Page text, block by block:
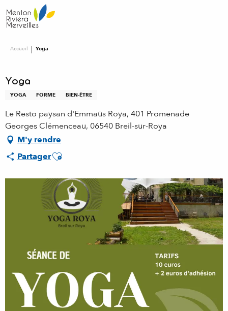
au
contenu
Accueil Yoga
Yoga
YOGA FORME BIEN-ÊTRE
Le Resto paysan d'Emmaüs Roya, 401 Promenade
Georges Clémenceau, 06540 Breil-sur-Roya
M'y rendre
PartagerAjouter aux favoris